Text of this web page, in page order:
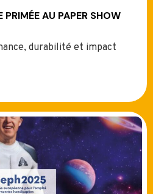
PRIMÉE AU PAPER SHOW
durabilité et impact